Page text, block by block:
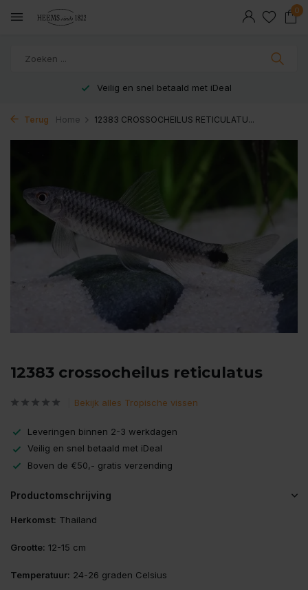
0
Veilig en snel betaald met iDeal
Terug Home 12383 CROSSOCHEILUS RETICULATU...
12383 crossocheilus reticulatus
Bekijk alles Tropische vissen
Leveringen binnen 2-3 werkdagen
Veilig en snel betaald met iDeal
Boven de €50,- gratis verzending
Productomschrijving
Herkomst: Thailand
Grootte: 12-15 cm
Temperatuur: 24-26 graden Celsius